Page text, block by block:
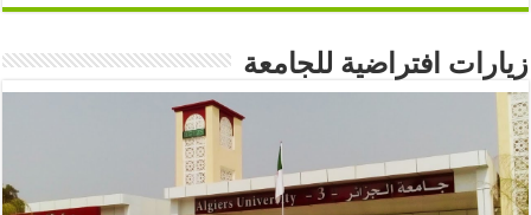
زيارات افتراضية للجامعة